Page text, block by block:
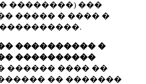
��������) ���
����� � ���� �
���������� �
����������
������ ���� ��
�� �������